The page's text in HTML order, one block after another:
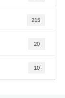
215
20
10